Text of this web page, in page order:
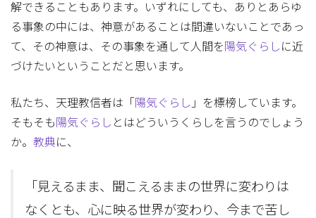
解できることもあります。いずれにしても、ありとあらゆ
る事象の中には、神意があることは間違いないことであっ
て、その神意は、その事象を通して人間を 陽気ぐらし に近
づけたいということだと思います。
私たち、天理教信者は「 陽気ぐらし 」を標榜しています。
そもそも 陽気ぐらし とはどういうくらしを言うのでしょう
か。 教典に、
「見えるまま、聞こえるままの世界に変わりは
なくとも、心に映る世界が変わり、今まで苦し